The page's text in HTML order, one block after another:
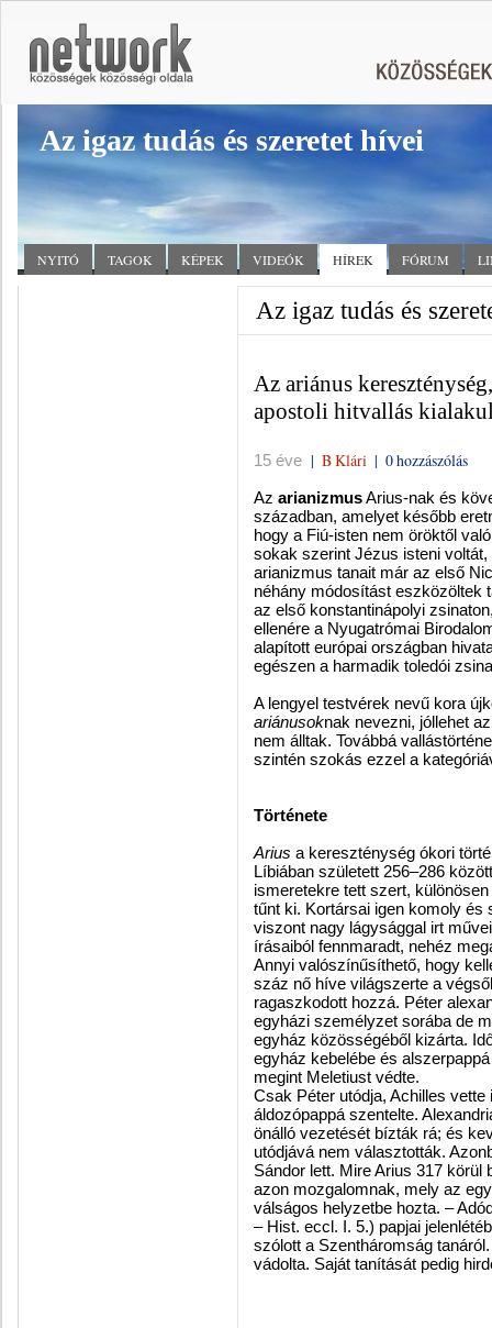
Az igaz tudás és szeretet hívei
NYITÓ TAGOK KÉPEK VIDEÓK HÍREK FÓRUM
Az igaz tudás és
Az ariánus
apostoli hitvallás
15 éve | B Klári | 0 hozzászólás
Az arianizmusArius-nak és
században, amelyet később
hogy a Fiú-isten nem öröktől
sokak szerint Jézus isteni
arianizmus tanait már az első
néhány módosítást eszközöltek
az első konstantinápolyi
ellenére a Nyugatrómai
alapított európai országban
egészen a harmadik toledói
A lengyel testvérek nevű kora
ariánusoknak nevezni, jóllehet
nem álltak. Továbbá
szintén szokás ezzel a
Története
Arius a kereszténység ókori
Líbiában született 256–286
ismeretekre tett szert,
tűnt ki. Kortársai igen komoly
viszont nagy lágysággal irt
írásaiból fennmaradt, nehéz
Annyi valószínűsíthető, hogy
száz nő híve világszerte a
ragaszkodott hozzá. Péter
egyházi személyzet sorába de
egyház közösségéből kizárta.
egyház kebelébe és
megint Meletiust védte.
Csak Péter utódja, Achilles
áldozópappá szentelte.
önálló vezetését bízták rá; és
utódjává nem választották.
Sándor lett. Mire Arius 317 körül
azon mozgalomnak, mely az
válságos helyzetbe hozta. –
– Hist. eccl. I. 5.) papjai
szólott a Szentháromság
vádolta. Saját tanítását pedig